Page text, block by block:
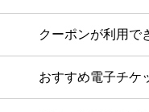
クーポンが利用で
おすすめ電子チケ